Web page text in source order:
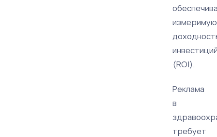
измеримую
(ROI).
Реклама
в
требует